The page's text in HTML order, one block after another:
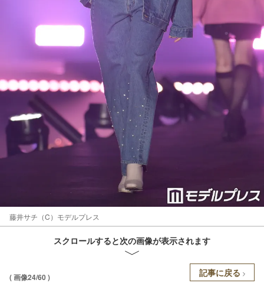
藤井サチ（C）モデルプレス
スクロールすると次の画像が表示されます
( 画像24/60 ) 記事に戻る